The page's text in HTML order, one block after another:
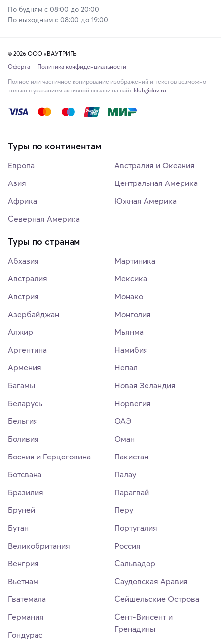
По будням с 08:00 до 20:00
По выходным с 08:00 до 19:00
© 2026 ООО «ВАУТРИП»
Оферта
Политика конфиденциальности
Полное или частичное копирование изображений и текстов возможно
только с указанием активной ссылки на сайт klubgidov.ru
Туры по континентам
Европа
Азия
Африка
Северная Америка
Австралия и Океания
Центральная Америка
Южная Америка
Туры по странам
Абхазия
Австралия
Австрия
Азербайджан
Алжир
Аргентина
Армения
Багамы
Беларусь
Бельгия
Боливия
Босния и Герцеговина
Ботсвана
Бразилия
Бруней
Бутан
Великобритания
Венгрия
Вьетнам
Гватемала
Германия
Гондурас
Мартиника
Мексика
Монако
Монголия
Мьянма
Намибия
Непал
Новая Зеландия
Норвегия
ОАЭ
Оман
Пакистан
Палау
Парагвай
Перу
Португалия
Россия
Сальвадор
Саудовская Аравия
Сейшельские Острова
Сент-Винсент и
Гренадины